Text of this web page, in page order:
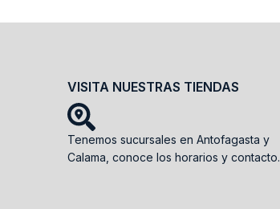
VISITA NUESTRAS TIENDAS
Tenemos sucursales en Antofagasta y
Calama, conoce los horarios y contacto.